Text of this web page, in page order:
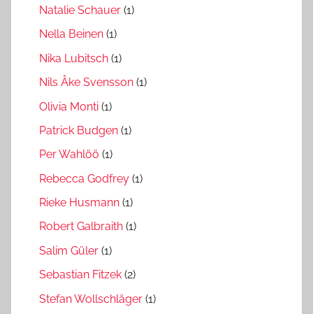
Natalie Schauer (1)
Nella Beinen (1)
Nika Lubitsch (1)
Nils Åke Svensson (1)
Olivia Monti (1)
Patrick Budgen (1)
Per Wahlöö (1)
Rebecca Godfrey (1)
Rieke Husmann (1)
Robert Galbraith (1)
Salim Güler (1)
Sebastian Fitzek (2)
Stefan Wollschläger (1)